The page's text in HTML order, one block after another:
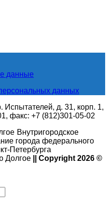
данные
данных
Испытателей, д. 31, корп. 1,
факс: +7 (812)301-05-02
Внутригородское
города федерального
Петербурга
Долгое
|| Copyright 2026 ©